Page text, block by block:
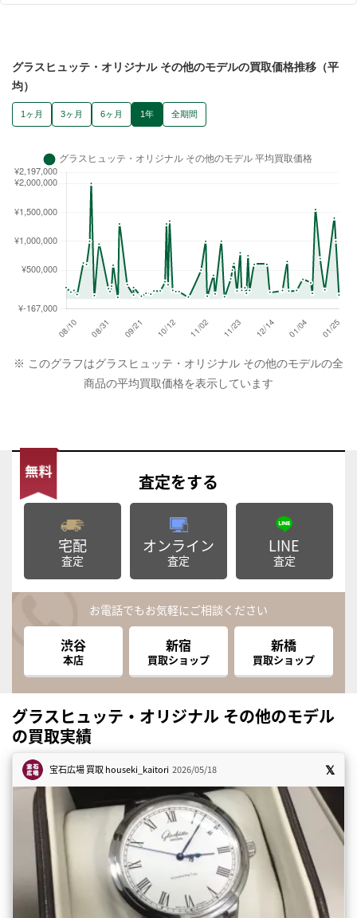
グラスヒュッテ・オリジナル その他のモデルの買取価格推移（平
均）
1ヶ月 3ヶ月 6ヶ月 1年 全期間
※ このグラフはグラスヒュッテ・オリジナル その他のモデルの全
商品の平均買取価格を表示しています
査定をする
宅配
査定
オンライン
査定
LINE
査定
お電話でもお気軽にご相談ください
渋谷
本店
新宿
買取ショップ
新橋
買取ショップ
グラスヒュッテ・オリジナル その他のモデル
の買取実績
宝石広場 買取houseki_kaitori 2026/05/18